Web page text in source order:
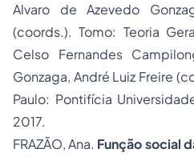
Alvaro de Azevedo
(coords.). Tomo: Teoria
Celso Fernandes
Gonzaga, André Luiz Freire
Paulo: Pontifícia
2017.
FRAZÃO, Ana. Função social